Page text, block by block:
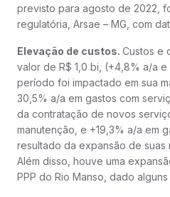
previsto para agosto de 2022,
regulatória, Arsae – MG, com
Elevação de custos. Custos e
valor de R$ 1,0 bi, (+4,8% a/a
período foi impactado em sua
30,5% a/a em gastos com
da contratação de novos
manutenção, e +19,3% a/a em
resultado da expansão de
Além disso, houve uma
PPP do Rio Manso, dado